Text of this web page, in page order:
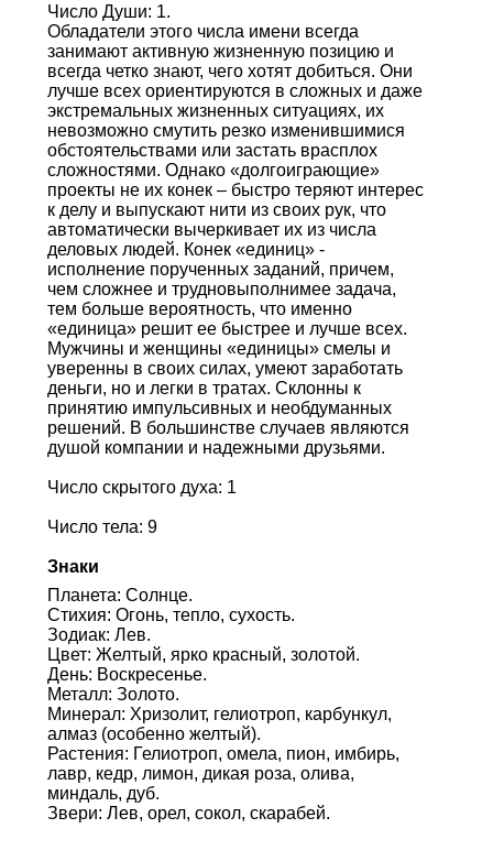
Число Души: 1.
Обладатели этого числа имени всегда
занимают активную жизненную позицию и
всегда четко знают, чего хотят добиться. Они
лучше всех ориентируются в сложных и даже
экстремальных жизненных ситуациях, их
невозможно смутить резко изменившимися
обстоятельствами или застать врасплох
сложностями. Однако «долгоиграющие»
проекты не их конек – быстро теряют интерес
к делу и выпускают нити из своих рук, что
автоматически вычеркивает их из числа
деловых людей. Конек «единиц» -
исполнение порученных заданий, причем,
чем сложнее и трудновыполнимее задача,
тем больше вероятность, что именно
«единица» решит ее быстрее и лучше всех.
Мужчины и женщины «единицы» смелы и
уверенны в своих силах, умеют заработать
деньги, но и легки в тратах. Склонны к
принятию импульсивных и необдуманных
решений. В большинстве случаев являются
душой компании и надежными друзьями.
Число скрытого духа: 1
Число тела: 9
Знаки
Планета: Солнце.
Стихия: Огонь, тепло, сухость.
Зодиак: Лев.
Цвет: Желтый, ярко красный, золотой.
День: Воскресенье.
Металл: Золото.
Минерал: Хризолит, гелиотроп, карбункул,
алмаз (особенно желтый).
Растения: Гелиотроп, омела, пион, имбирь,
лавр, кедр, лимон, дикая роза, олива,
миндаль, дуб.
Звери: Лев, орел, сокол, скарабей.